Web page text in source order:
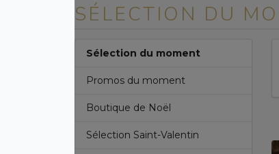
SÉLECTION DU
Sélection du moment
Promos du moment
Boutique de Noël
Sélection Saint-Valentin